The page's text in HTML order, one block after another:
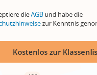
dieAGB und habe die
zur Kenntnis
Kostenlos zur